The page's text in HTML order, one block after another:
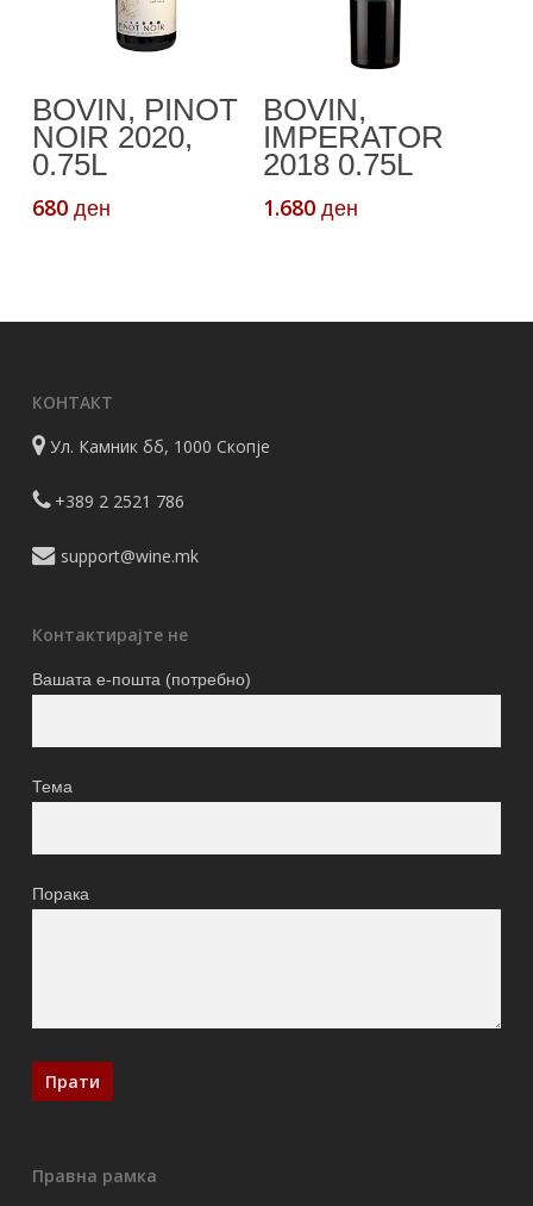
Кошничка
BOVIN, PINOT
NOIR 2020,
0.75L
680 ден
Кошничка
BOVIN,
IMPERATOR
2018 0.75L
1.680ден
КОНТАКТ
Ул. Камник бб, 1000 Скопје
+389 2 2521 786
support@wine.mk
Контактирајте не
Вашата е-пошта (потребно)
Тема
Порака
Правна рамка